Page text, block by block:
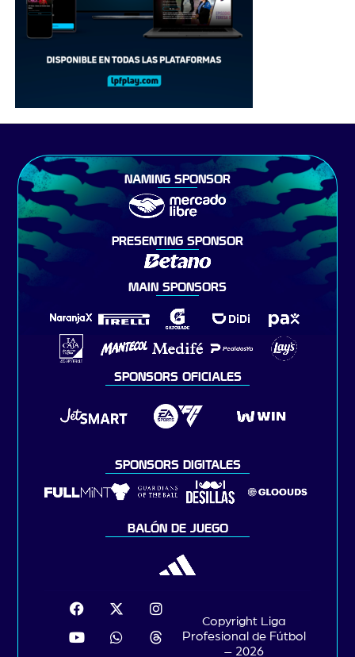
NAMING SPONSOR
PRESENTING SPONSOR
MAIN SPONSORS
SPONSORS OFICIALES
SPONSORS DIGITALES
BALÓN DE JUEGO
Copyright Liga
Profesional de Fútbol
– 2026